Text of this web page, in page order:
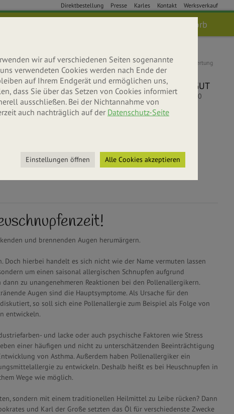
Direktbestellung Presse Karles Kontakt Werksverkauf
Warenkorb
Kundenbewertung
SEHR GUT
5.00
und brennenden Augen herumärgern.
hierbei handelt es sich nicht wie der Name vermuten lassen
um einen saisonal allergischen Schnupfen aufgrund
zu unangenehmeren Reaktionen bei den Pollenallergikern.
Augen sind die Hauptsymptome. Als Ursache für den
so soll sich eine Pollenallergie zum Beispiel als Folge von
entwickeln.
und lacke oder auch psychische Faktoren wie Stress
einer häufigen und nicht zu unterschätzenden Beeinträchtigung
von Asthma. Außerdem haben Pollenallergiker ein
zu entwickeln. Deshalb heißt es bei Heuschnupfen in
Wege wie möglich.
sondern mit einem traditionellen Heilmittel zu Leibe rücken? Dann
und Karl der Große setzten das Öl für verschiedenste Zwecke
wir auf verschiedenen Seiten sogenannte
verwendeten Cookies werden nach Ende der
auf Ihrem Endgerät und ermöglichen uns,
dass Sie über das Setzen von Cookies informiert
ausschließen. Bei der Nichtannahme von
auch nachträglich auf der Datenschutz-Seite
Alle Cookies akzeptieren
Einstellungen öffnen